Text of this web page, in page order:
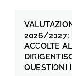
2026/2027:
ACCOLTE
QUESTIONI